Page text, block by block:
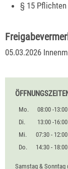
§ 15
05.03.2026
Mo.
08:00 -
Di.
13:00 -
Mi.
07:30 -
Do.
14:30 -
Samstag & Sonntag